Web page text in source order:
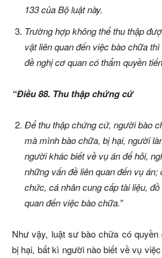
133 của Bộ luật này.
Trường hợp không thể thu thập
vật liên quan đến việc bào chữa
đề nghị cơ quan có thẩm quyền
“Điều 88. Thu thập chứng cứ
Để thu thập chứng cứ, người bào
mà mình bào chữa, bị hại, người
người khác biết về vụ án để hỏi,
những vấn đề liên quan đến vụ án;
chức, cá nhân cung cấp tài liệu,
quan đến việc bào chữa.”
Như vậy, luật sư bào chữa có quyền
bị hại, bất kì người nào biết về vụ